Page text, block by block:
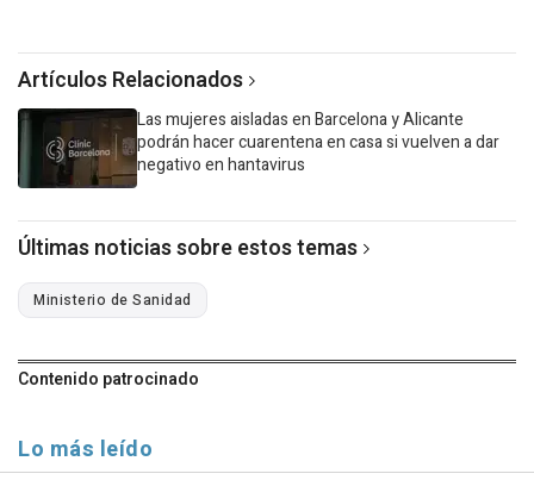
Artículos Relacionados
Las mujeres aisladas en Barcelona y Alicante
podrán hacer cuarentena en casa si vuelven a dar
negativo en hantavirus
Últimas noticias sobre estos temas
Ministerio de Sanidad
Contenido patrocinado
Lo más leído